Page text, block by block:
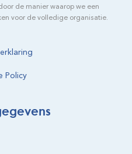
de manier waarop we een
voor de volledige organisatie.
Policy